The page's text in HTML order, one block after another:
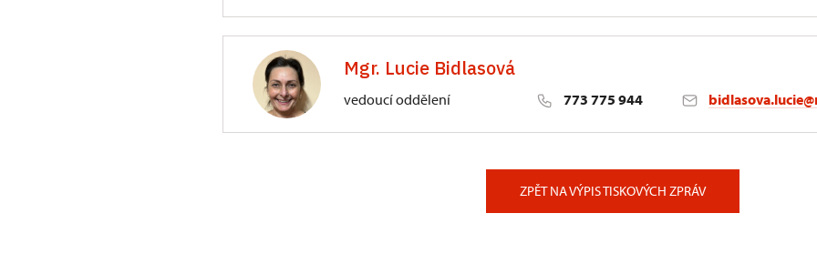
3/, Sychrov 3Mgr. Lucie Bidlasová
vedoucí oddělení 773 775 944
ZPĚT NA VÝPIS TISKOVÝCH ZPRÁV